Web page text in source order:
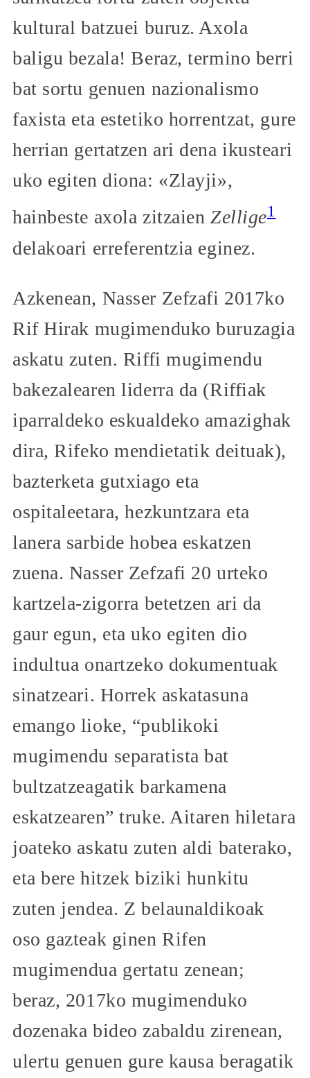
kultural batzuei buruz. Axola
baligu bezala! Beraz, termino berri
bat sortu genuen nazionalismo
faxista eta estetiko horrentzat, gure
herrian gertatzen ari dena ikusteari
uko egiten diona: «Zlayji»,
hainbeste axola zitzaien Zellige1
delakoari erreferentzia eginez.
Azkenean, Nasser Zefzafi 2017ko
Rif Hirak mugimenduko buruzagia
askatu zuten. Riffi mugimendu
bakezalearen liderra da (Riffiak
iparraldeko eskualdeko amazighak
dira, Rifeko mendietatik deituak),
bazterketa gutxiago eta
ospitaleetara, hezkuntzara eta
lanera sarbide hobea eskatzen
zuena. Nasser Zefzafi 20 urteko
kartzela-zigorra betetzen ari da
gaur egun, eta uko egiten dio
indultua onartzeko dokumentuak
sinatzeari. Horrek askatasuna
emango lioke, “publikoki
mugimendu separatista bat
bultzatzeagatik barkamena
eskatzearen” truke. Aitaren hiletara
joateko askatu zuten aldi baterako,
eta bere hitzek biziki hunkitu
zuten jendea. Z belaunaldikoak
oso gazteak ginen Rifen
mugimendua gertatu zenean;
beraz, 2017ko mugimenduko
dozenaka bideo zabaldu zirenean,
ulertu genuen gure kausa beragatik